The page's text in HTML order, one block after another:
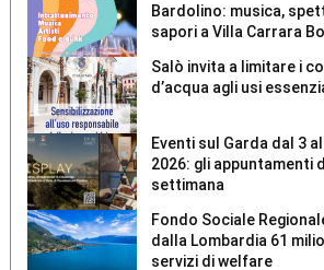
anno
#Shorts
Bardolino: musica,
sapori a Villa Carrara
Salò invita a limitare i
d’acqua agli usi
Eventi sul Garda dal 3
2026: gli appuntamenti
settimana
Fondo Sociale
dalla Lombardia 61
servizi di welfare